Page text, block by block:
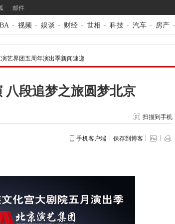
邮件
- 视频 - 娱谈 - 财经 - 世相 - 科技 - 汽车 - 房产 -
艺界团五周年演出季新闻速递
八段追梦之旅圆梦北京
扫描到手机
手机客户端 保存到博客